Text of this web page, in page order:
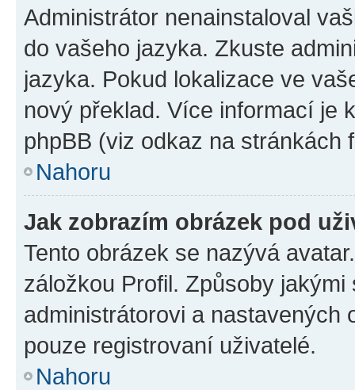
Administrátor nenainstaloval
do vašeho jazyka. Zkuste
jazyka. Pokud lokalizace ve
nový překlad. Více informací je
phpBB (viz odkaz na stránkách
Nahoru
Jak zobrazím obrázek pod
Tento obrázek se nazývá
záložkou Profil. Způsoby
administrátorovi a nastavených
pouze registrovaní uživatelé.
Nahoru